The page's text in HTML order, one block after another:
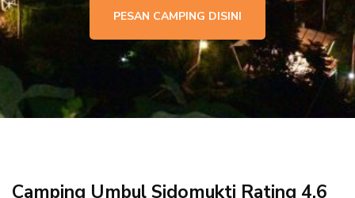
PESAN CAMPING DISINI
Camping Umbul Sidomukti Rating 4.6